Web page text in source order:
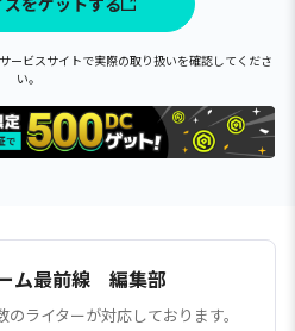
ービスサイトで実際の取り扱いを確認してくださ
い。
ム最前線 編集部
のライターが対応しております。